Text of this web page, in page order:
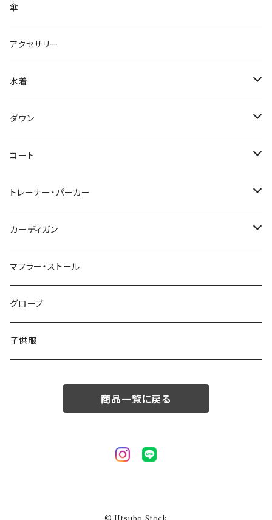
傘
アクセサリー
水着
～44/S
46/M
48/L
50/XL～
ダウン
～44/S
46/M
48/L
50/XL～
コート
～44/S
46/M
48/L
50/XL～
トレーナー・パーカー
～44/S
46/M
48/L
50/XL～
カーディガン
～44/S
46/M
48/L
マフラー・ストール
グローブ
子供服
商品一覧に戻る